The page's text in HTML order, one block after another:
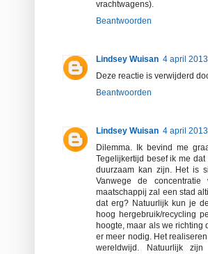
vrachtwagens).
Beantwoorden
Lindsey Wuisan 4 april
Deze reactie is verwijderd
Beantwoorden
Lindsey Wuisan 4 april
Dilemma. Ik bevind me
Tegelijkertijd besef ik me
duurzaam kan zijn. Het is
Vanwege de
maatschappij zal een stad
dat erg? Natuurlijk kun je
hoog hergebruik/recycling
hoogte, maar als we richting
er meer nodig. Het
wereldwijd. Natuurlijk